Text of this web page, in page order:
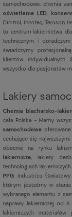
samochodowe, chemia
oświetlenie LED,
Dinitrol, Innotec, Teroson
to centrum lakiernictwa
technicznym i
świadczymy
klientów indywidualnych.
wszystko dla pasjonatów
Lakiery
Chemia blacharsko-
cała Polska - Mamy
samochodowe
cechujące się
obecnie na rynku
lakiernicze, lakiery
technologiach
PPG Industries
którym jesteśmy w
wybranego elementu z
naprawy lakierniczej od
lakierniczych